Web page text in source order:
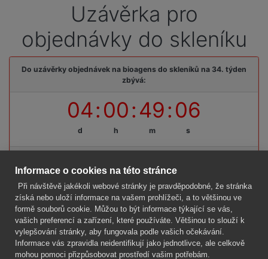
Uzávěrka pro
objednávky do skleníku
Do uzávěrky objednávek na bioagens do skleníků na 34. týden
zbývá:
04
d
:00
h
:49
m
:06
s
Firma
Vše o nákupu
Informace o cookies na této stránce
Při návštěvě jakékoli webové stránky je pravděpodobné, že stránka
získá nebo uloží informace na vašem prohlížeči, a to většinou ve
formě souborů cookie. Můžou to být informace týkající se vás,
vašich preferencí a zařízení, které používáte. Většinou to slouží k
vylepšování stránky, aby fungovala podle vašich očekávání.
Informace vás zpravidla neidentifikují jako jednotlivce, ale celkově
mohou pomoci přizpůsobovat prostředí vašim potřebám.